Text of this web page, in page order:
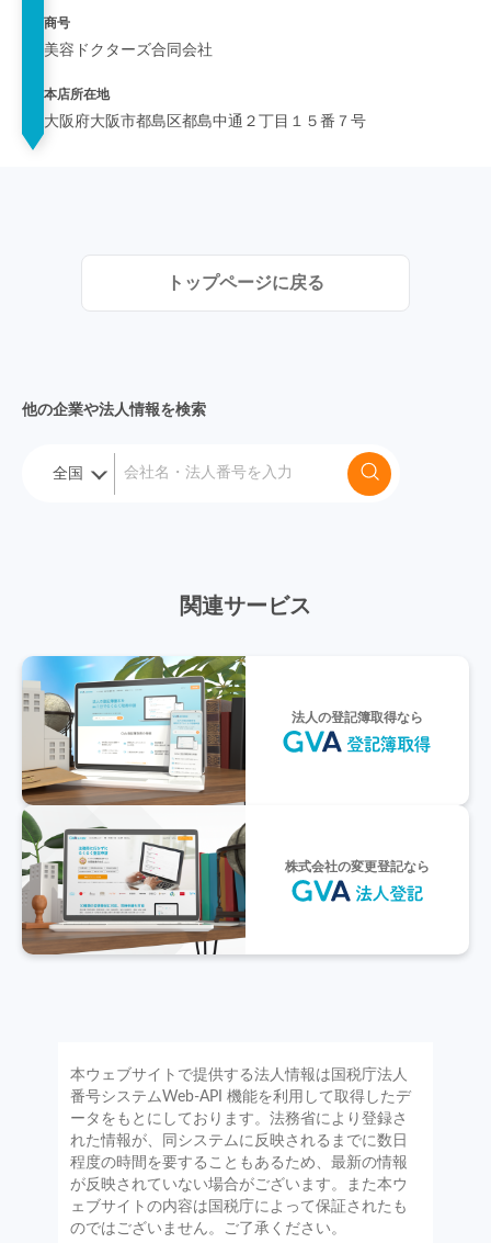
商号
美容ドクターズ合同会社
本店所在地
大阪府大阪市都島区都島中通２丁目１５番７号
トップページに戻る
他の企業や法人情報を検索
関連サービス
法人の登記簿取得なら
株式会社の変更登記なら
本ウェブサイトで提供する法人情報は国税庁法人
番号システムWeb-API 機能を利用して取得したデ
ータをもとにしております。法務省により登録さ
れた情報が、同システムに反映されるまでに数日
程度の時間を要することもあるため、最新の情報
が反映されていない場合がございます。また本ウ
ェブサイトの内容は国税庁によって保証されたも
のではございません。ご了承ください。